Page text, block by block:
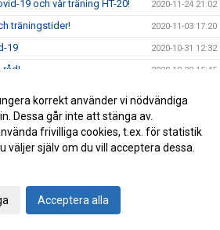
19 och vår träning HT-20! 2020-11-24 21:02
träningstider! 2020-11-03 17:20
19 2020-10-31 12:32
råd! 2020-10-29 15:45
2020-09-27 18:24
9
korrekt använder vi nödvändiga
Dessa går inte att stänga av.
frivilliga cookies, t.ex. för statistik
väljer själv om du vill acceptera dessa.
Acceptera alla